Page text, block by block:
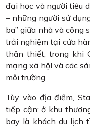
đại học và người tiêu
– những người sử
ba” giữa nhà và công
trải nghiệm tại cửa
thân thiết, trong khi
mạng xã hội và các
môi trường.
Tùy vào địa điểm,
tiếp cận: ở khu
bay là khách du lịch